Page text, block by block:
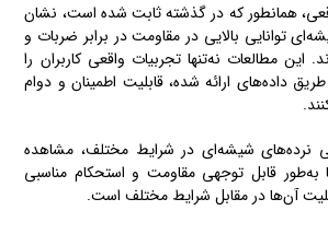
همانطور که در گذشته ثابت شده‌ است، نشان
توانایی بالایی در مقاومت در برابر ضربات و
این مطالعات نه‌تنها تجربیات واقعی کاربران را
داده‌های ارائه شده‌، قابلیت اطمینان و دوام
نرده‌های شیشه‌ای در شرایط مختلف، مشاهده
قابل توجهی مقاومت و استحکام مناسبی
آن‌ها در مقابل شرایط مختلف است.